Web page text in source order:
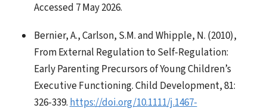
Accessed 7 May 2026.
Bernier, A., Carlson, S.M. and Whipple, N. (2010),
From External Regulation to Self-Regulation:
Early Parenting Precursors of Young Children’s
Executive Functioning. Child Development, 81:
326-339. https://doi.org/10.1111/j.1467-